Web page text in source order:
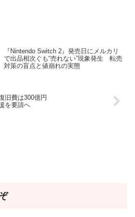
『Nintendo Switch 2』発売日にメルカリ
で出品相次ぐも“売れない”現象発生 転売
対策の盲点と値崩れの実態
旧費は300億円
を要請へ